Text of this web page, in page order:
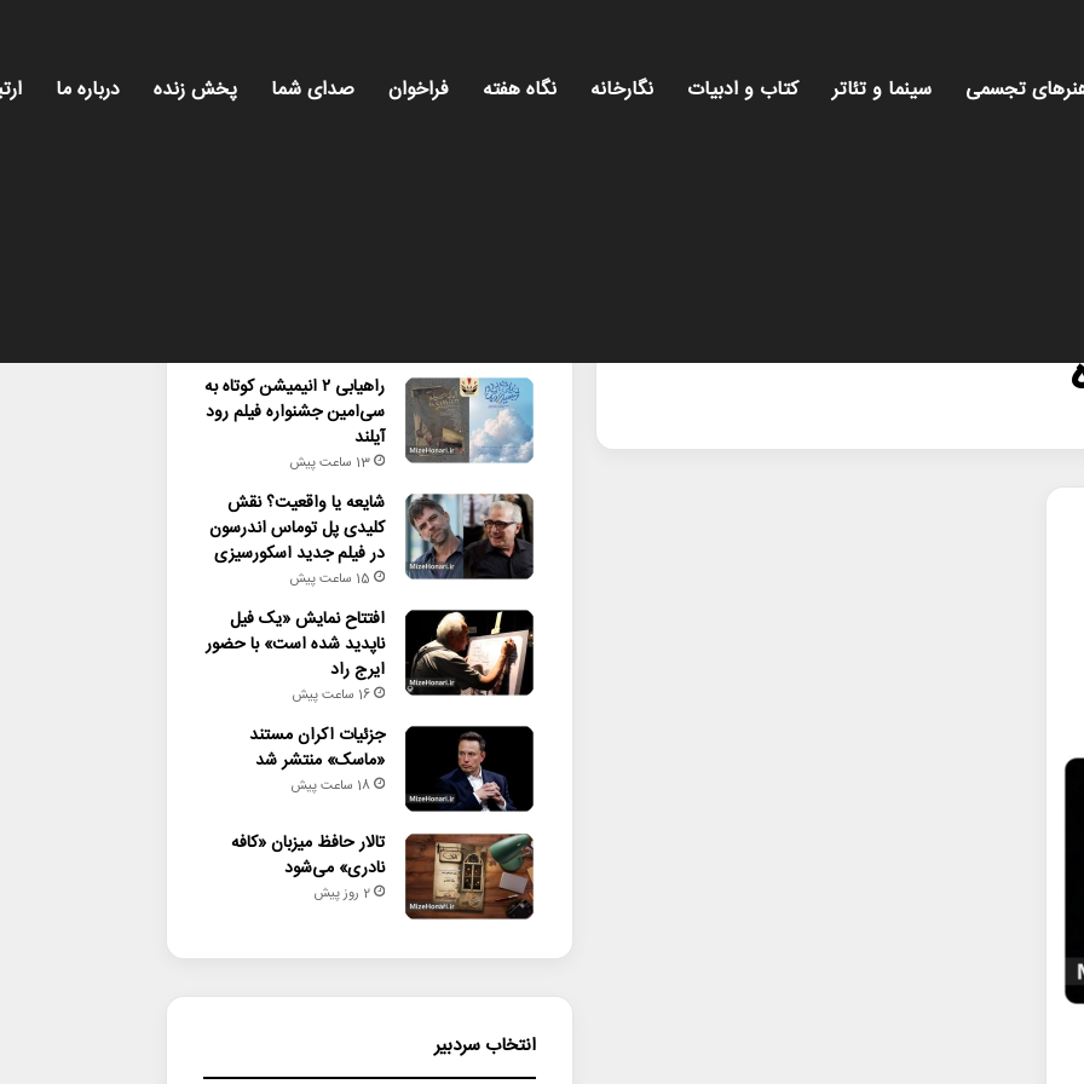
تجسمی سینما و تئاتر کتاب و ادبیات نگارخانه نگاه هفته فراخوان صدای شما پخش زنده درباره ما
راهیابی ۲ انیمیشن کوتاه به
سی‌امین جشنواره فیلم رود
آیلند
13 ساعت پیش
شایعه یا واقعیت؟ نقش
کلیدی پل توماس اندرسون
در فیلم جدید اسکورسیزی
15 ساعت پیش
افتتاح نمایش «یک فیل
ناپدید شده است» با حضور
ایرج راد
16 ساعت پیش
جزئیات اکران مستند
«ماسک» منتشر شد
18 ساعت پیش
تالار حافظ میزبان «کافه
نادری» می‌شود
2 روز پیش
انتخاب سردبیر